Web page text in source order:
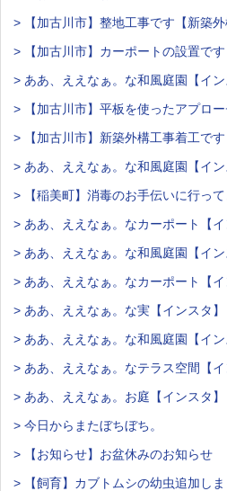
> 【加古川市】整地工事です【新築
> 【加古川市】カーポートの設置で
> ああ、ええなぁ。な和風庭園【イン
> 【加古川市】平板を使ったアプロ
> 【加古川市】新築外構工事着工で
> ああ、ええなぁ。な和風庭園【イン
> 【稲美町】消毒のお手伝いに行って
> ああ、ええなぁ。なカーポート【イ
> ああ、ええなぁ。な和風庭園【イン
> ああ、ええなぁ。なカーポート【イ
> ああ、ええなぁ。な実【インスタ】
> ああ、ええなぁ。な和風庭園【イン
> ああ、ええなぁ。なテラス空間【イ
> ああ、ええなぁ。お庭【インスタ】
> 今日からまたぼちぼち。
> 【お知らせ】お盆休みのお知らせ
> 【飼育】カブトムシの幼虫追加し